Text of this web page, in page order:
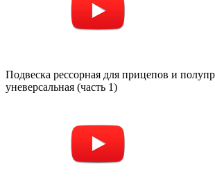
Подвеска рессорная для прицепов и
уневерсальная (часть 1)